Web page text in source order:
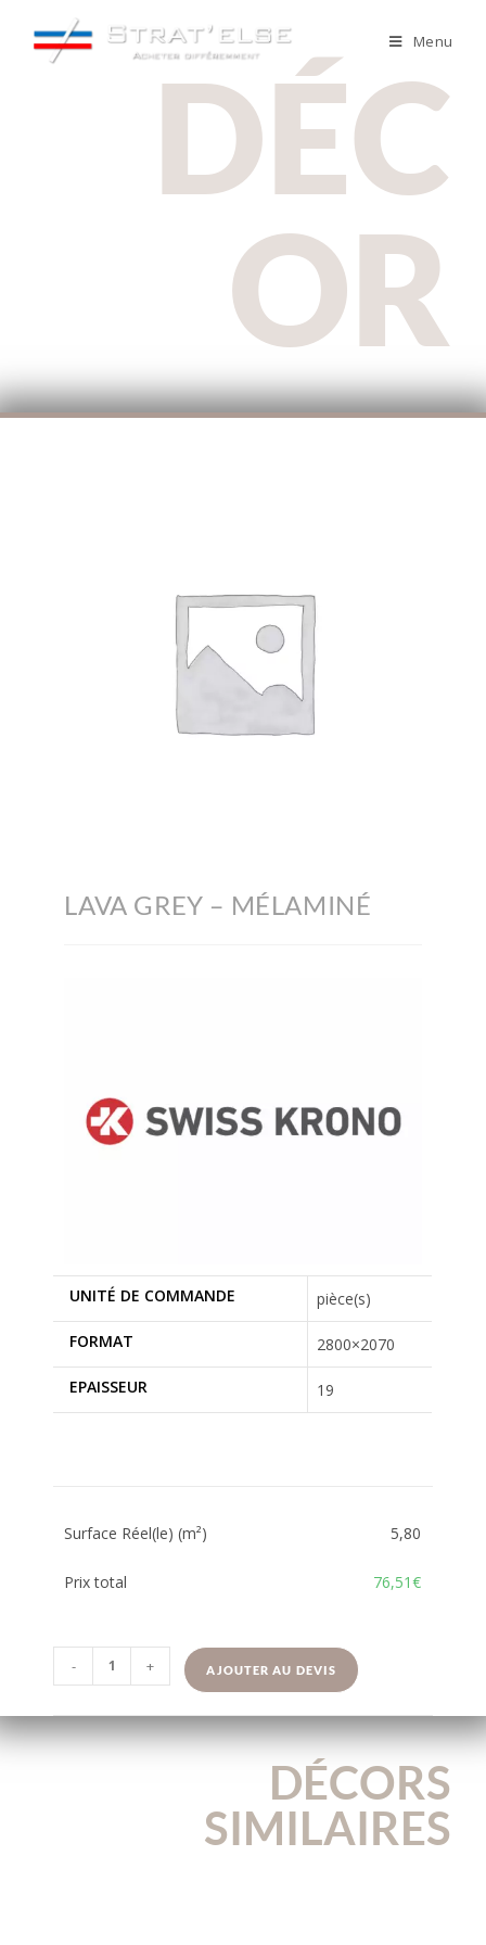
Menu
DÉC
OR
LAVA GREY – MÉLAMINÉ
UNITÉ DE COMMANDE pièce(s)
FORMAT 2800×2070
EPAISSEUR 19
Surface Réel(le) (m²) 5,80
Prix total 76,51€
- + AJOUTER AU DEVIS
DÉCORS
SIMILAIRES